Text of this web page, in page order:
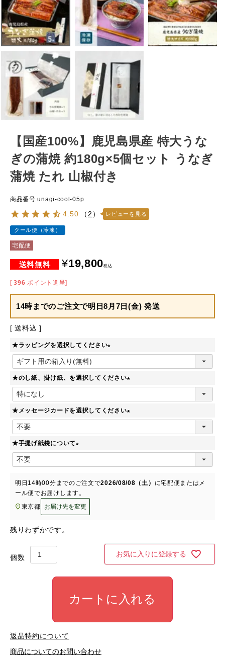
【国産100%】鹿児島県産 特大うな
ぎの蒲焼 約180g×5個セット うなぎ
蒲焼 たれ 山椒付き
商品番号 unagi-cool-05p
4.50 （ 2 ） レビューを見る
クール便（冷凍）
宅配便
¥19,800税込
[ 396 ポイント進呈]
14時までのご注文で明日8月7日(金) 発送
送料込
★ラッピングを選択してください
必
須
)
★のし紙、掛け紙、を選択してください
必
須
)
★メッセージカードを選択してください
必
)
★手提げ紙袋について
必
)
明日 14時00分 までのご注文で2026/08/08（土） に宅配便またはメ
ール便でお届けします。
東京都
お届け先を変更
残りわずかです。
お気に入りに登録する
カートに入れる
返品特約について
商品についてのお問い合わせ